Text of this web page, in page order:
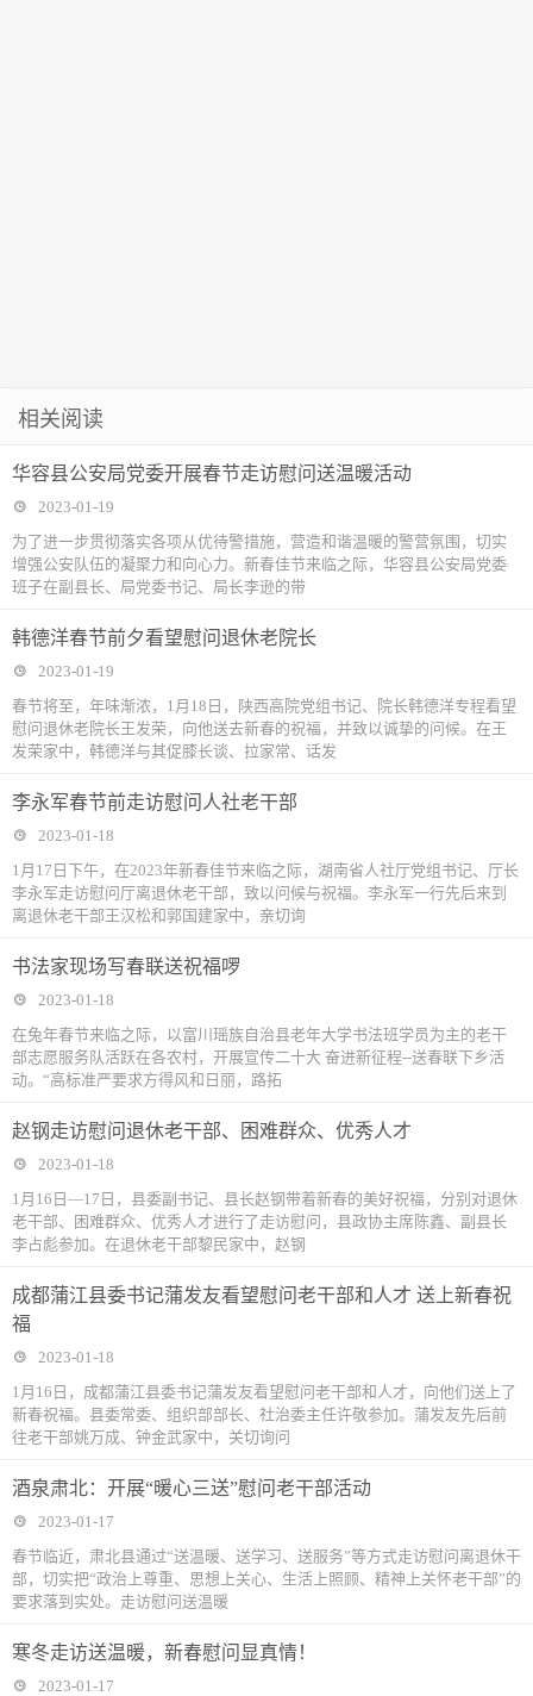
相关阅读
华容县公安局党委开展春节走访慰问送温暖活动
2023-01-19
为了进一步贯彻落实各项从优待警措施，营造和谐温暖的警营氛围，切实
增强公安队伍的凝聚力和向心力。新春佳节来临之际，华容县公安局党委
班子在副县长、局党委书记、局长李逊的带
韩德洋春节前夕看望慰问退休老院长
2023-01-19
春节将至，年味渐浓，1月18日，陕西高院党组书记、院长韩德洋专程看望
慰问退休老院长王发荣，向他送去新春的祝福，并致以诚挚的问候。在王
发荣家中，韩德洋与其促膝长谈、拉家常、话发
李永军春节前走访慰问人社老干部
2023-01-18
1月17日下午，在2023年新春佳节来临之际，湖南省人社厅党组书记、厅长
李永军走访慰问厅离退休老干部，致以问候与祝福。李永军一行先后来到
离退休老干部王汉松和郭国建家中，亲切询
书法家现场写春联送祝福啰
2023-01-18
在兔年春节来临之际，以富川瑶族自治县老年大学书法班学员为主的老干
部志愿服务队活跃在各农村，开展宣传二十大 奋进新征程--送春联下乡活
动。“高标准严要求方得风和日丽，路拓
赵钢走访慰问退休老干部、困难群众、优秀人才
2023-01-18
1月16日—17日，县委副书记、县长赵钢带着新春的美好祝福，分别对退休
老干部、困难群众、优秀人才进行了走访慰问，县政协主席陈鑫、副县长
李占彪参加。在退休老干部黎民家中，赵钢
成都蒲江县委书记蒲发友看望慰问老干部和人才 送上新春祝
福
2023-01-18
1月16日，成都蒲江县委书记蒲发友看望慰问老干部和人才，向他们送上了
新春祝福。县委常委、组织部部长、社治委主任许敬参加。蒲发友先后前
往老干部姚万成、钟金武家中，关切询问
酒泉肃北：开展“暖心三送”慰问老干部活动
2023-01-17
春节临近，肃北县通过“送温暖、送学习、送服务”等方式走访慰问离退休干
部，切实把“政治上尊重、思想上关心、生活上照顾、精神上关怀老干部”的
要求落到实处。走访慰问送温暖
寒冬走访送温暖，新春慰问显真情！
2023-01-17